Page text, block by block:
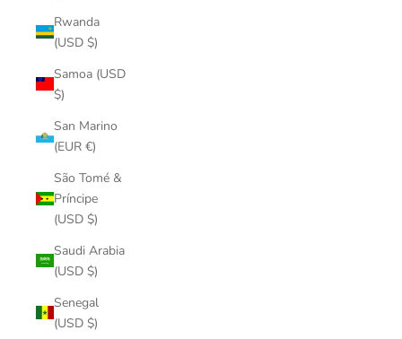
Rwanda
(USD $)
Samoa (USD
$)
San Marino
(EUR €)
São Tomé &
Príncipe
(USD $)
Saudi Arabia
(USD $)
Senegal
(USD $)